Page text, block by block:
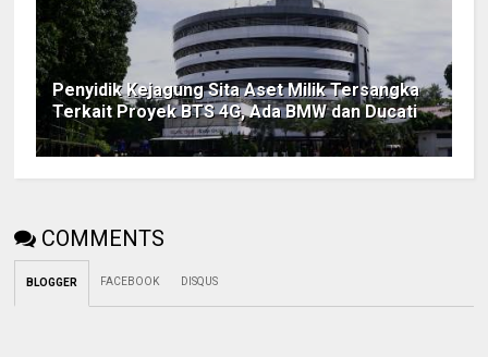
Penyidik Kejagung Sita Aset Milik Tersangka
Terkait Proyek BTS 4G, Ada BMW dan Ducati
COMMENTS
BLOGGER FACEBOOK DISQUS